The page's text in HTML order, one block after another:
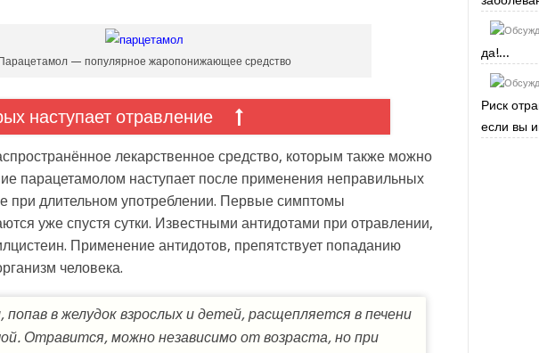
Парацетамол — популярное жаропонижающее средство
наступает отравление
лекарственное средство, которым также можно
парацетамолом наступает после применения неправильных
при длительном употреблении. Первые симптомы
уже спустя сутки. Известными антидотами при отравлении,
Применение антидотов, препятствует попаданию
человека.
в желудок взрослых и детей, расщепляется в печени
Отравится, можно независимо от возраста, но при
да!...
Риск
если вы